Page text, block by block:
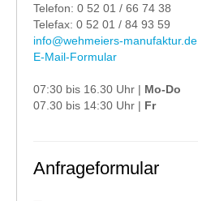
Telefon: 0 52 01 / 66 74 38
Telefax: 0 52 01 / 84 93 59
info@wehmeiers-manufaktur.de
E-Mail-Formular
07:30 bis 16.30 Uhr | Mo-Do
07.30 bis 14:30 Uhr | Fr
Anfrageformular